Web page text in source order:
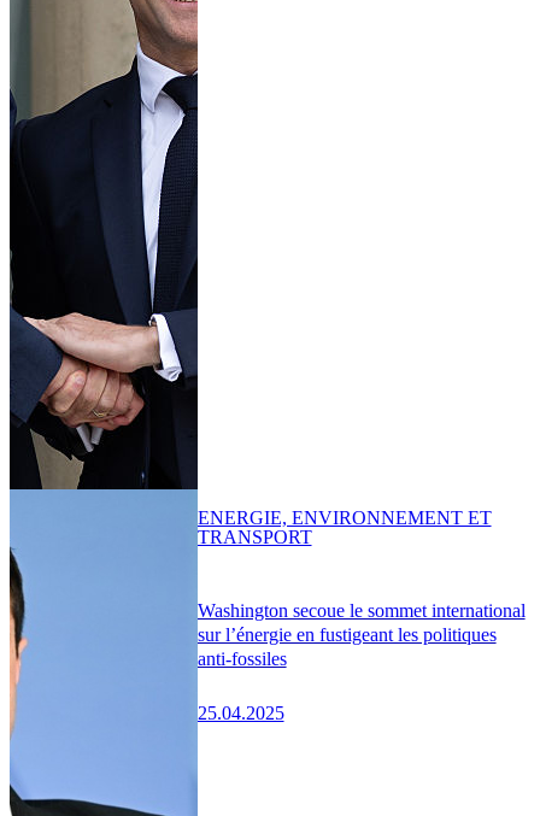
Washington secoue le sommet international
sur l’énergie en fustigeant les politiques
anti-fossiles
25.04.2025
ENERGIE, ENVIRONNEMENT ET
TRANSPORT